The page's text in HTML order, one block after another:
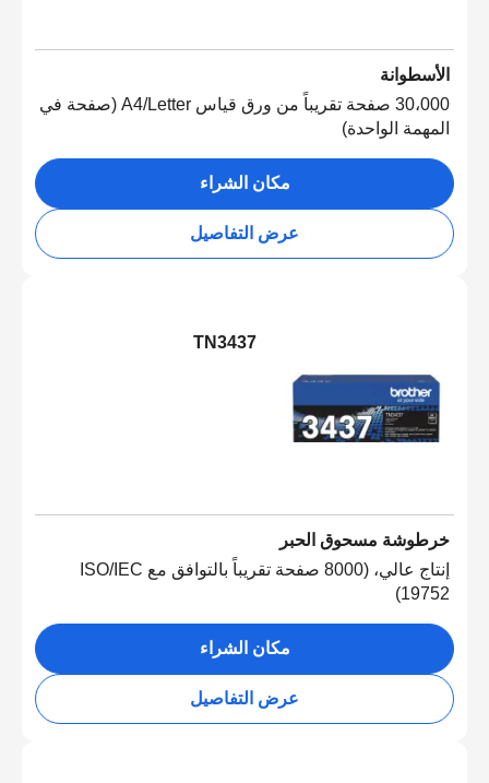
الأسطوانة
30،000 صفحة تقريباً من ورق قياس A4/Letter (صفحة في
المهمة الواحدة)
مكان الشراء
عرض التفاصيل
TN3437
خرطوشة مسحوق الحبر
إنتاج عالي، (8000 صفحة تقريباً بالتوافق مع ISO/IEC
19752)
مكان الشراء
عرض التفاصيل